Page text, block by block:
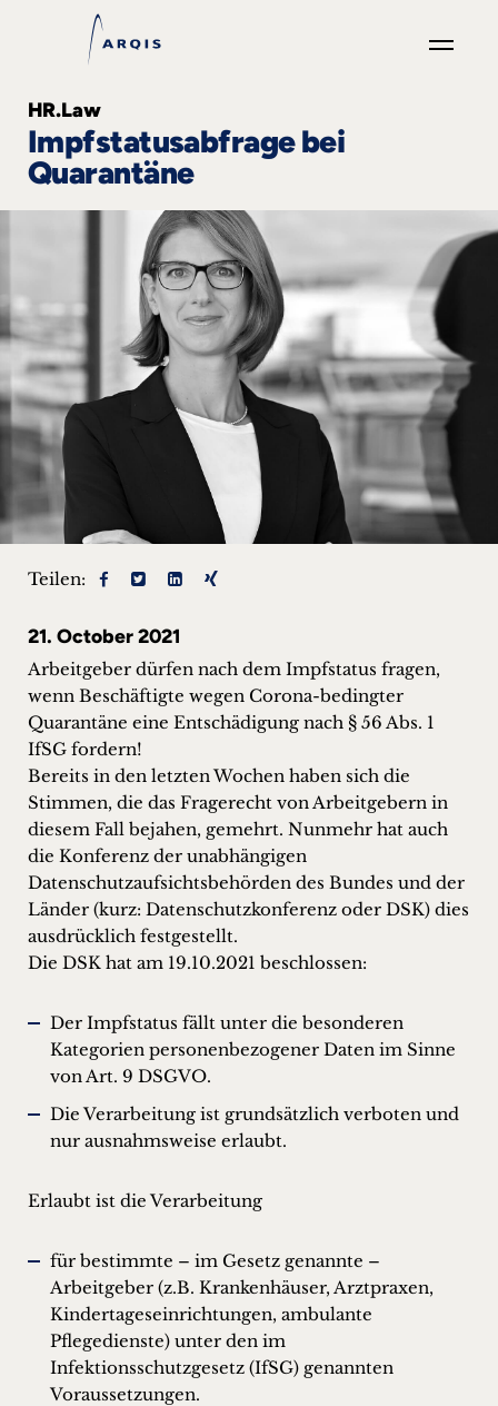
Fokusgruppen
&
Events
+
Karriere
+
Blog
&
Podcasts
+
Team
Philosophie
Presseanfragen
Kontakt
HR.Law
Impfstatusabfrage bei
Quarantäne
Teilen:
21. October 2021
Arbeitgeber dürfen nach dem Impfstatus fragen,
wenn Beschäftigte wegen Corona-bedingter
Quarantäne eine Entschädigung nach § 56 Abs. 1
IfSG fordern!
Bereits in den letzten Wochen haben sich die
Stimmen, die das Fragerecht von Arbeitgebern in
diesem Fall bejahen, gemehrt. Nunmehr hat auch
die Konferenz der unabhängigen
Datenschutzaufsichtsbehörden des Bundes und der
Länder (kurz: Datenschutzkonferenz oder DSK) dies
ausdrücklich festgestellt.
Die DSK hat am 19.10.2021 beschlossen:
Der Impfstatus fällt unter die besonderen
Kategorien personenbezogener Daten im Sinne
von Art. 9 DSGVO.
Die Verarbeitung ist grundsätzlich verboten und
nur ausnahmsweise erlaubt.
Erlaubt ist die Verarbeitung
für bestimmte – im Gesetz genannte –
Arbeitgeber (z.B. Krankenhäuser, Arztpraxen,
Kindertageseinrichtungen, ambulante
Pflegedienste) unter den im
Infektionsschutzgesetz (IfSG) genannten
Voraussetzungen.